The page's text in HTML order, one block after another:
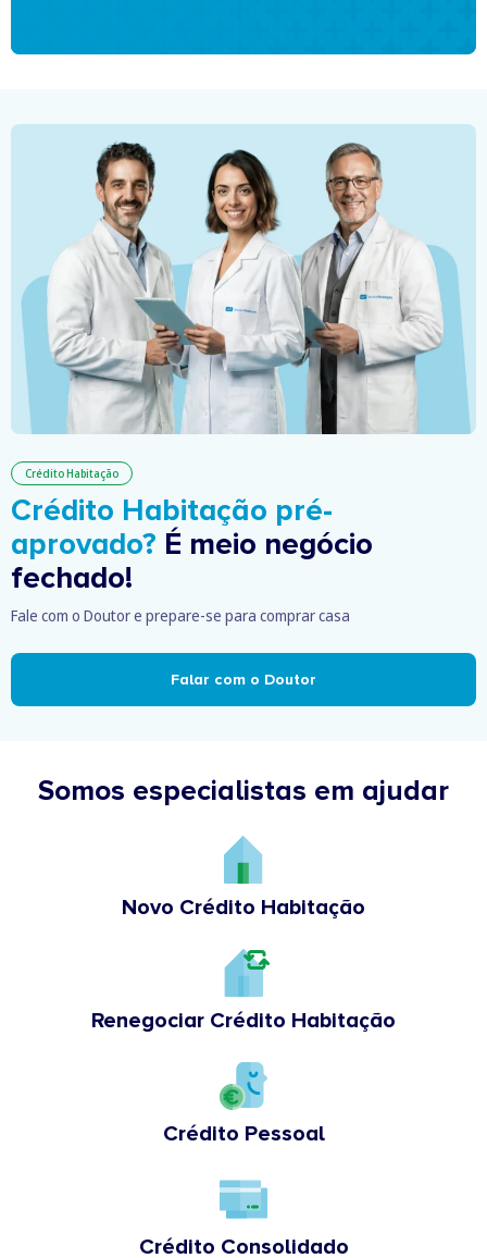
Crédito Habitação
Crédito Habitação pré-
aprovado? É meio negócio
fechado!
Fale com o Doutor e prepare-se para comprar casa
Falar com o Doutor
Somos especialistas em ajudar
Novo Crédito Habitação
Renegociar Crédito Habitação
Crédito Pessoal
Crédito Consolidado